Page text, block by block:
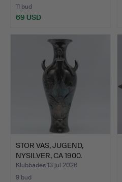
11 bud
69 USD
STOR VAS, JUGEND,
NYSILVER, CA 1900.
Klubbades 13 jul 2026
9 bud